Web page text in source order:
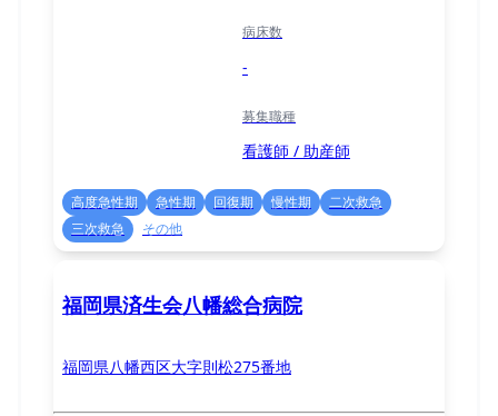
病床数
-
募集職種
看護師 / 助産師
高度急性期 急性期 回復期 慢性期
二次救急
三次救急
その他
福岡県済生会八幡総合病院
福岡県八幡西区大字則松275番地